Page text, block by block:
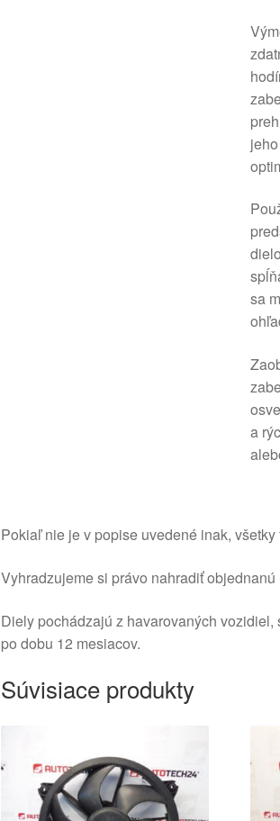
sa
a
Pokiaľ nie je v popise uvedené inak,
Vyhradzujeme si právo nahradiť
Diely pochádzajú z havarovaných
po dobu 12 mesiacov.
Súvisiace produkty